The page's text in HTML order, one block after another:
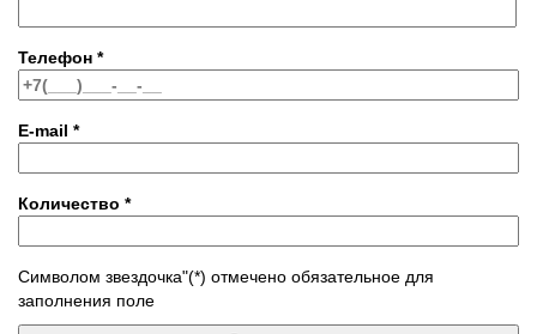
Телефон *
E-mail *
Количество *
Символом звездочка"(*) отмечено обязательное для
заполнения поле